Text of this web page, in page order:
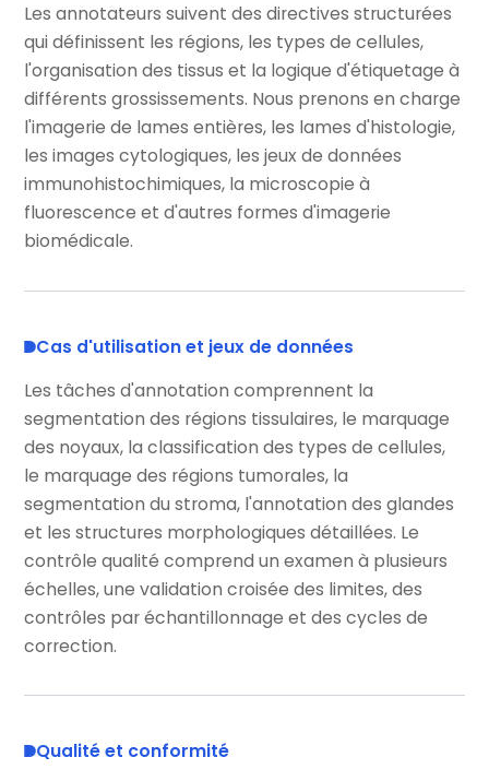
Les annotateurs suivent des directives structurées
qui définissent les régions, les types de cellules,
l'organisation des tissus et la logique d'étiquetage à
différents grossissements. Nous prenons en charge
l'imagerie de lames entières, les lames d'histologie,
les images cytologiques, les jeux de données
immunohistochimiques, la microscopie à
fluorescence et d'autres formes d'imagerie
biomédicale.
Cas d'utilisation et jeux de données
Les tâches d'annotation comprennent la
segmentation des régions tissulaires, le marquage
des noyaux, la classification des types de cellules,
le marquage des régions tumorales, la
segmentation du stroma, l'annotation des glandes
et les structures morphologiques détaillées. Le
contrôle qualité comprend un examen à plusieurs
échelles, une validation croisée des limites, des
contrôles par échantillonnage et des cycles de
correction.
Qualité et conformité